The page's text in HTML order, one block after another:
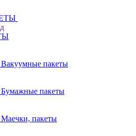
Вакуумные пакеты
Бумажные пакеты
Маечки, пакеты